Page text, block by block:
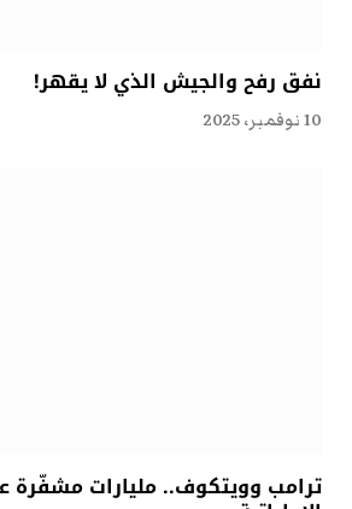
نفق رفح والجيش الذي لا يقهر!
10 نوفمبر، 2025
ترامب وويتكوف.. مليارات مشفّرة